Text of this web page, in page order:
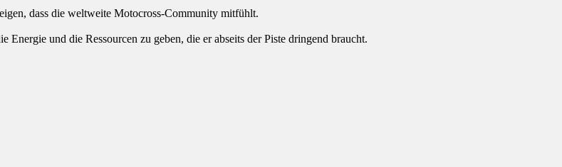
dass die weltweite Motocross-Community mitfühlt.
und die Ressourcen zu geben, die er abseits der Piste dringend braucht.